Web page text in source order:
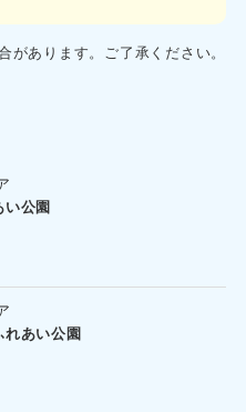
あります。ご了承ください。
い公園
れあい公園